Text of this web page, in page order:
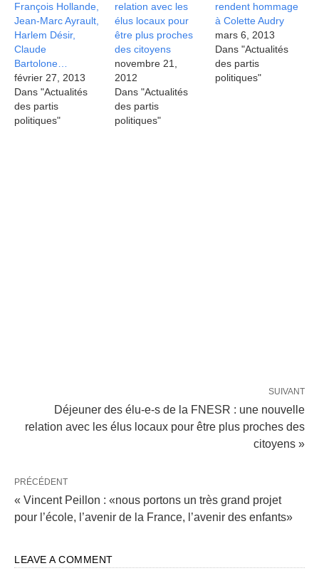
François Hollande,
Jean-Marc Ayrault,
Harlem Désir,
Claude
Bartolone…
février 27, 2013
Dans "Actualités
des partis
politiques"
relation avec les
élus locaux pour
être plus proches
des citoyens
novembre 21,
2012
Dans "Actualités
des partis
politiques"
rendent hommage
à Colette Audry
mars 6, 2013
Dans "Actualités
des partis
politiques"
SUIVANT
Déjeuner des élu-e-s de la FNESR : une nouvelle
relation avec les élus locaux pour être plus proches des
citoyens »
PRÉCÉDENT
« Vincent Peillon : «nous portons un très grand projet
pour l’école, l’avenir de la France, l’avenir des enfants»
LEAVE A COMMENT